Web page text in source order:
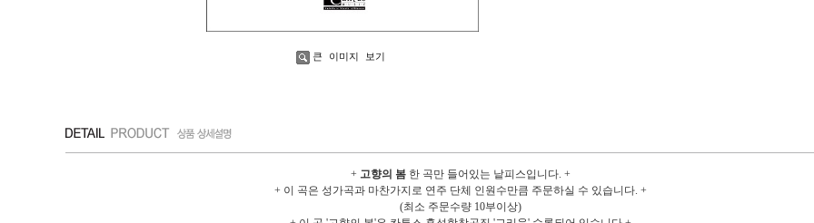
큰 이미지 보기
+ 고향의 봄 한 곡만 들어있는 낱피스입니다. +
+ 이 곡은 성가곡과 마찬가지로 연주 단체 인원수만큼 주문하실 수 있습니다. +
(최소 주문수량 10부이상)